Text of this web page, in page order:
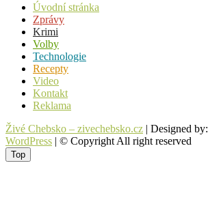
Úvodní stránka
Zprávy
Krimi
Volby
Technologie
Recepty
Video
Kontakt
Reklama
Živé Chebsko – zivechebsko.cz | Designed by:
WordPress | © Copyright All right reserved
Top